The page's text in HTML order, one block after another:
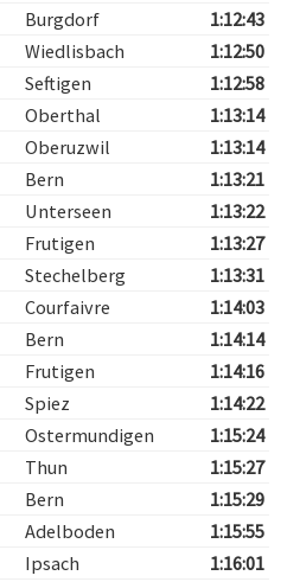
Burgdorf
1:12:43
Wiedlisbach
1:12:50
Seftigen
1:12:58
Oberthal
1:13:14
Oberuzwil
1:13:14
Bern
1:13:21
Unterseen
1:13:22
Frutigen
1:13:27
Stechelberg
1:13:31
Courfaivre
1:14:03
Bern
1:14:14
Frutigen
1:14:16
Spiez
1:14:22
Ostermundigen
1:15:24
Thun
1:15:27
Bern
1:15:29
Adelboden
1:15:55
Ipsach
1:16:01